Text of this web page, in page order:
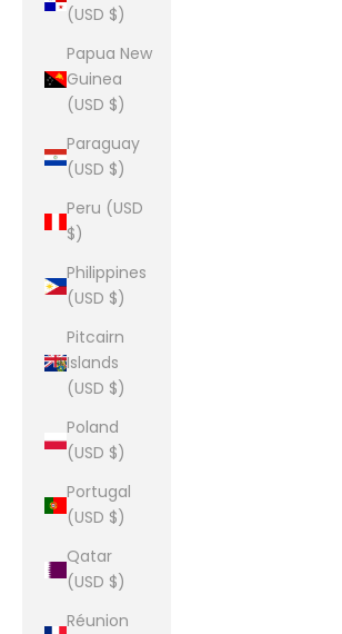
(USD $)
Papua New
Guinea
(USD $)
Paraguay
(USD $)
Peru (USD
$)
Philippines
(USD $)
Pitcairn
Islands
(USD $)
Poland
(USD $)
Portugal
(USD $)
Qatar
(USD $)
Réunion